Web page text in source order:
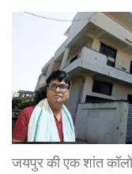
जयपुर की एक शांत